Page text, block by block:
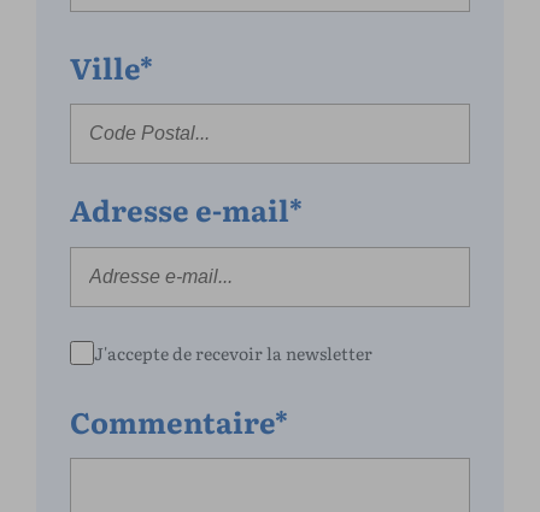
Ville*
Adresse e-mail*
J'accepte de recevoir la newsletter
Commentaire*